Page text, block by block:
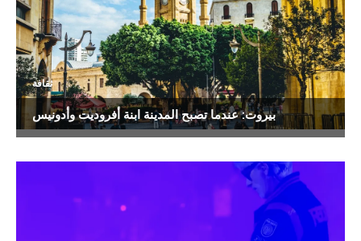
ثقافة
بيروت: عندما تصبح المدينة ابنة أفروديت وأدونيس